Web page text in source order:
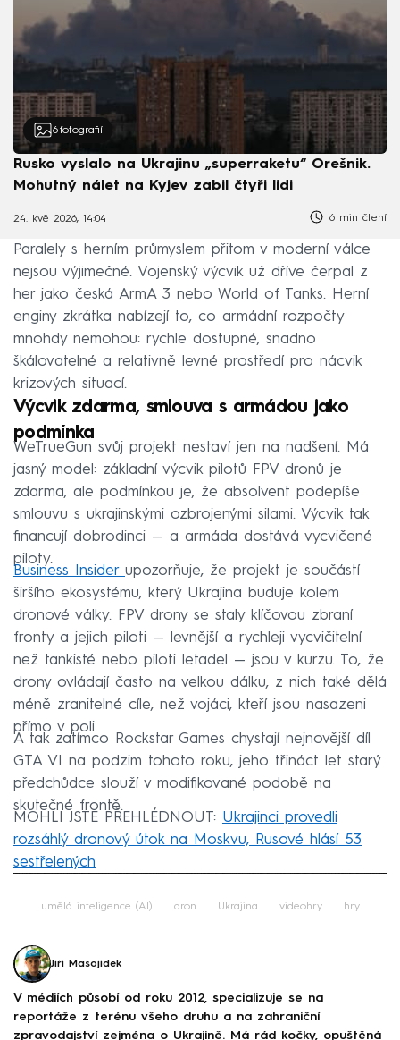
6 fotografií
Rusko vyslalo na Ukrajinu „superraketu“ Orešnik.
Mohutný nálet na Kyjev zabil čtyři lidi
24. kvě 2026, 14:04 6 min čtení
Paralely s herním průmyslem přitom v moderní válce
nejsou výjimečné. Vojenský výcvik už dříve čerpal z
her jako česká ArmA 3 nebo World of Tanks. Herní
enginy zkrátka nabízejí to, co armádní rozpočty
mnohdy nemohou: rychle dostupné, snadno
škálovatelné a relativně levné prostředí pro nácvik
krizových situací.
Výcvik zdarma, smlouva s armádou jako
podmínka
WeTrueGun svůj projekt nestaví jen na nadšení. Má
jasný model: základní výcvik pilotů FPV dronů je
zdarma, ale podmínkou je, že absolvent podepíše
smlouvu s ukrajinskými ozbrojenými silami. Výcvik tak
financují dobrodinci — a armáda dostává vycvičené
piloty.
Business Insider upozorňuje, že projekt je součástí
širšího ekosystému, který Ukrajina buduje kolem
dronové války. FPV drony se staly klíčovou zbraní
fronty a jejich piloti — levnější a rychleji vycvičitelní
než tankisté nebo piloti letadel — jsou v kurzu. To, že
drony ovládají často na velkou dálku, z nich také dělá
méně zranitelné cíle, než vojáci, kteří jsou nasazeni
přímo v poli.
A tak zatímco Rockstar Games chystají nejnovější díl
GTA VI na podzim tohoto roku, jeho třináct let starý
předchůdce slouží v modifikované podobě na
skutečné frontě.
MOHLI JSTE PŘEHLÉDNOUT: Ukrajinci provedli
rozsáhlý dronový útok na Moskvu, Rusové hlásí 53
sestřelených
umělá inteligence (AI) dron Ukrajina videohry hry
Jiří Masojídek
V médiích působí od roku 2012, specializuje se na
reportáže z terénu všeho druhu a na zahraniční
zpravodajství zejména o Ukrajině. Má rád kočky, opuštěná